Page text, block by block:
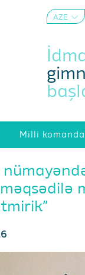
AZE
Milli komanda
məqsədilə